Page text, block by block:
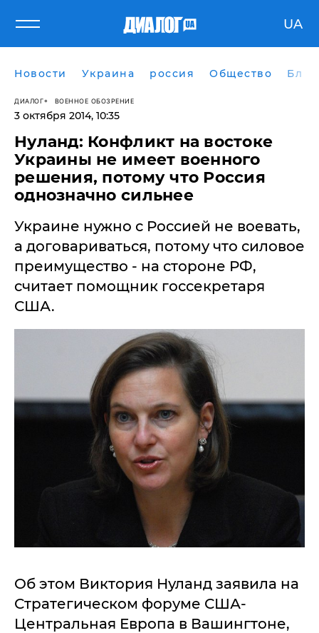
UA
Новости Украина россия Общество
ДИАЛОГ ВОЕННОЕ ОБОЗРЕНИЕ
3 октября 2014, 10:35
Нуланд: Конфликт на востоке
Украины не имеет военного
решения, потому что Россия
однозначно сильнее
Украине нужно с Россией не воевать,
а договариваться, потому что силовое
преимущество - на стороне РФ,
считает помощник госсекретаря
США.
Об этом Виктория Нуланд заявила на
Стратегическом форуме США-
Центральная Европа в Вашингтоне,